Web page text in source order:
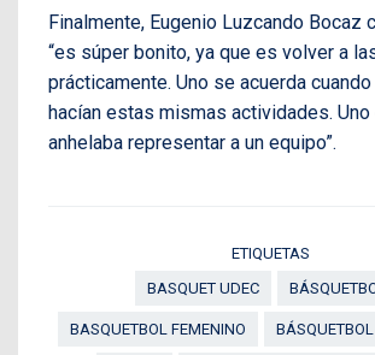
Finalmente, Eugenio Luzcando Bocaz
“es súper bonito, ya que es volver a
prácticamente. Uno se acuerda
hacían estas mismas actividades. Uno
anhelaba representar a un equipo”.
ETIQUETAS
BASQUET UDEC
BASQUETBOL FEMENINO